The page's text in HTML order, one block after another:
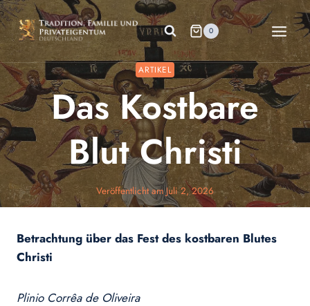
Zum
Inhalt
springen
0
ARTIKEL
Das Kostbare
Blut Christi
Veröffentlicht amJuli 2, 2026
Betrachtung über das Fest des kostbaren Blutes
Christi
Plinio Corrêa de Oliveira